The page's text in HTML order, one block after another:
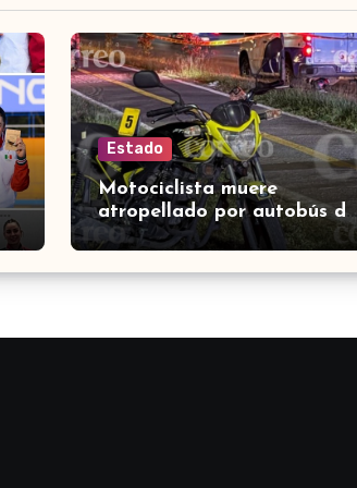
Estado
Motociclista muere
atropellado por autobús de
turismo en carretera León-